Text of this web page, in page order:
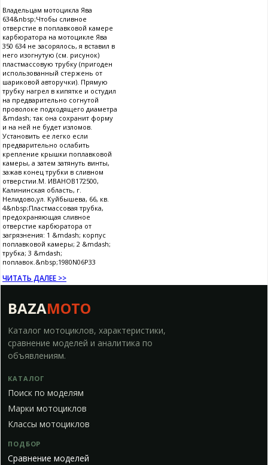
Владельцам мотоцикла Ява
634&nbsp;Чтобы сливное
отверстие в поплавковой камере
карбюратора на мотоцикле Ява
350 634 не засорялось, я вставил в
него изогнутую (см. рисунок)
пластмассовую трубку (пригоден
использованный стержень от
шариковой авторучки). Прямую
трубку нагрел в кипятке и остудил
на предварительно согнутой
проволоке подходящего диаметра
&mdash; так она сохранит форму
и на ней не будет изломов.
Установить ее легко если
предварительно ослабить
крепление крышки поплавковой
камеры, а затем затянуть винты,
зажав конец трубки в сливном
отверстии.М. ИВАНОВ172500,
Калининская область, г.
Нелидово,ул. Куйбышева, 66, кв.
4&nbsp;Пластмассовая трубка,
предохраняющая сливное
отверстие карбюратора от
загрязнения: 1 &mdash; корпус
поплавковой камеры; 2 &mdash;
трубка; 3 &mdash;
поплавок.&nbsp;1980N06P33
ЧИТАТЬ ДАЛЕЕ >>
BAZAMOTO
Каталог мотоциклов, характеристики,
сравнение моделей и аналитика по
объявлениям.
КАТАЛОГ
Поиск по моделям
Марки мотоциклов
Классы мотоциклов
ПОДБОР
Сравнение моделей